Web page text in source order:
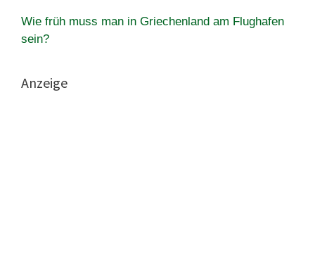
Wie früh muss man in Griechenland am Flughafen
sein?
Anzeige